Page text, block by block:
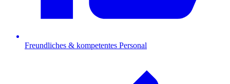
Freundliches & kompetentes Personal